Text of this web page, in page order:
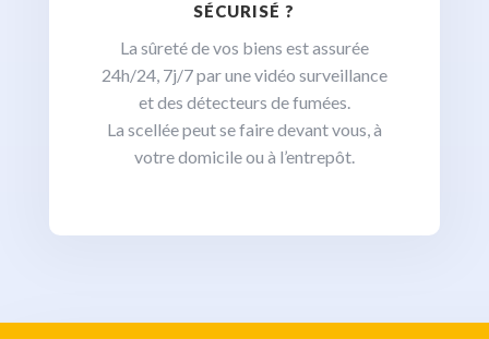
SÉCURISÉ ?
La sûreté de vos biens est assurée
24h/24, 7j/7 par une vidéo surveillance
et des détecteurs de fumées.
La scellée peut se faire devant vous, à
votre domicile ou à l’entrepôt.